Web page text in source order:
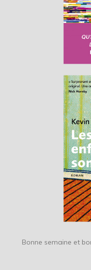
Bonne semaine et